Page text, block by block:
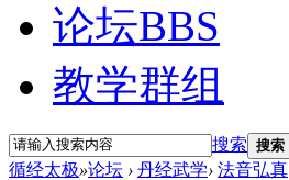
论坛BBS
教学群组
搜索 搜索
循经太极»论坛 › 丹经武学› 法音弘真